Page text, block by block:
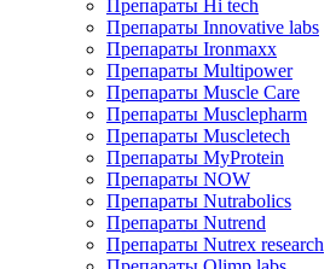
Препараты Hi tech
Препараты Innovative labs
Препараты Ironmaxx
Препараты Multipower
Препараты Muscle Care
Препараты Musclepharm
Препараты Muscletech
Препараты MyProtein
Препараты NOW
Препараты Nutrabolics
Препараты Nutrend
Препараты Nutrex research